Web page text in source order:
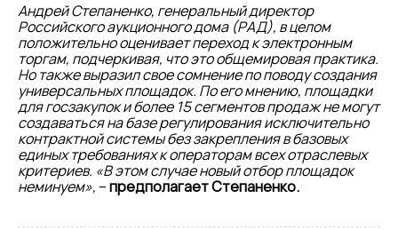
Андрей Степаненко, генеральный директор
Российского аукционного дома (РАД), в целом
положительно оценивает переход к электронным
торгам, подчеркивая, что это общемировая практика.
Но также выразил свое сомнение по поводу создания
универсальных площадок. По его мнению, площадки
для госзакупок и более 15 сегментов продаж не могут
создаваться на базе регулирования исключительно
контрактной системы без закрепления в базовых
единых требованиях к операторам всех отраслевых
критериев. «В этом случае новый отбор площадок
неминуем», –предполагает Степаненко.